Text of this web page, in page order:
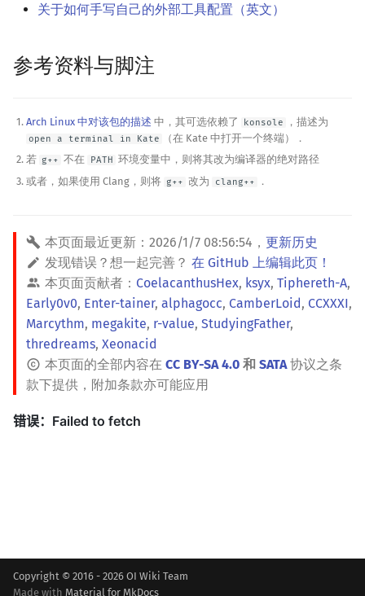
关于如何手写自己的外部工具配置（英文）
参考资料与脚注
Arch Linux 中对该包的描述 中，其可选依赖了 konsole ，描述为
open a terminal in Kate
（在 Kate 中打开一个终端）．
若 g++ 不在 PATH
环境变量中，则将其改为编译器的绝对路径
或者，如果使用 Clang，则将 g++ 改为 clang++ ．
本页面最近更新： 2026/1/7 08:56:54 ， 更新历史
发现错误？想一起完善？ 在 GitHub 上编辑此页！
本页面贡献者： CoelacanthusHex, ksyx, Tiphereth-A,
Early0v0, Enter-tainer, alphagocc, CamberLoid, CCXXXI,
Marcythm, megakite, r-value, StudyingFather,
thredreams, Xeonacid
本页面的全部内容在 CC BY-SA 4.0 和 SATA协议之条
款下提供，附加条款亦可能应用
Copyright © 2016 - 2026 OI Wiki Team
Made with Material for MkDocs